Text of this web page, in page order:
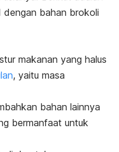
dengan bahan brokoli
makanan yang halus
, yaitu masa
bahan lainnya
bermanfaat untuk